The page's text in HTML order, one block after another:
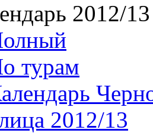
2012/13
турам
2012/13